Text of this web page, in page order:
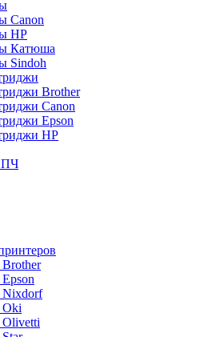
Canon
HP
Катюша
Sindoh
Brother
Canon
Epson
HP
Nixdorf